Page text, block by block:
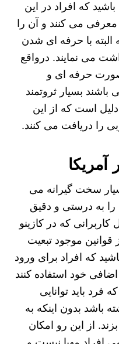
که افراد در این
می کنند و آن را
با حرفه ای شدن
می نمایند. درواقع
صورت حرفه ای و
بسیار ثروتمند
است که از این
را دریافت می کنند.
سخت گیرانه می
را به درستی و دقیق
که در کازینو
قوانین موجود تبعیت
که افراد برای ورود
خود استفاده کنند
فرد باید توانایی
باشد بدون اینکه به
از این رو امکان